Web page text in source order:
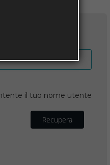
il tuo nome utente
Recupera